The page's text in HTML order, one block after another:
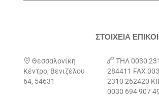
ΣΤΟΙΧΕΙΑ
 Θεσσαλονίκη
Κέντρο, Βενιζέλου
64, 54631
 ΤΗΛ 0030
284411 FAX
2310 262420
0030 694 907